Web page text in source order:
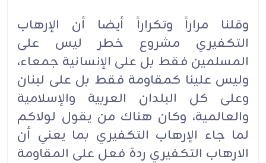
وقلنا مراراً وتكراراً أيضا أن الإرهاب
التكفيري مشروع خطر ليس على
المسلمين فقط بل على الإنسانية جمعاء،
وليس علينا كمقاومة فقط بل على لبنان
وعلى كل البلدان العربية والإسلامية
والعالمية، وكان هناك من يقول لولاكم
لما جاء الإرهاب التكفيري بما يعني أن
الارهاب التكفيري ردة فعل على المقاومة